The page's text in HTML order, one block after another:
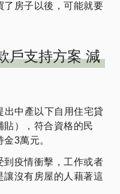
了房子以後，可能就要
戶支持方案 減
出中產以下自用住宅貸
），符合資格的民
3萬元。
到疫情衝擊，工作或者
沒有房屋的人藉著這